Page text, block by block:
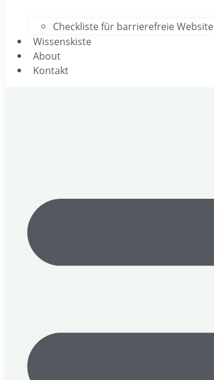
Checkliste für barrierefreie Website
Wissenskiste
About
Kontakt